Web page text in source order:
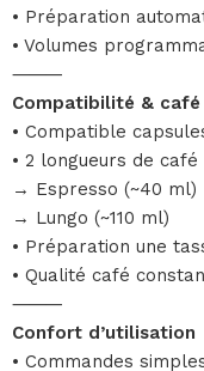
• Préparation
• Volumes
⸻
Compatibilité & café
• Compatible
• 2 longueurs de café
→ Espresso (~40 ml)
→ Lungo (~110 ml)
• Préparation une
• Qualité café
⸻
Confort d’utilisation
• Commandes